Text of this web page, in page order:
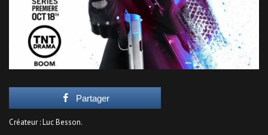
Partager
Créateur : Luc Besson.